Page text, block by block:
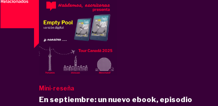
Mini-reseña
En septiembre: un nuevo ebook, episodio